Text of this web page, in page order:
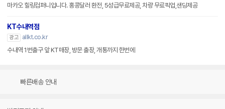
마카오 힐링컴퍼니입니다. 홍콩달러 환전, 5성급무료제공, 차량 무료픽업,샌딩제공
KT수내역점
광고
allkt.co.kr
수내역 1번출구 앞 KT매장, 방문 출장, 개통까지 한번에
빠른배송 안내